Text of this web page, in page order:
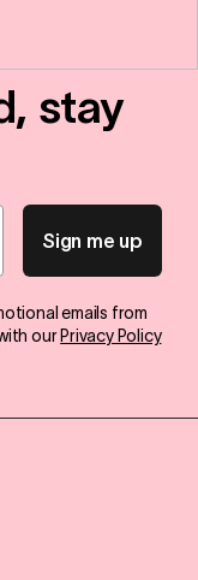
stay
Sign me up
emails from
our Privacy Policy